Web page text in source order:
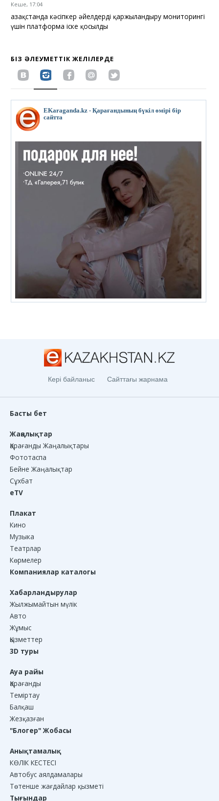
Кеше, 17:04
Қазақстанда кәсіпкер әйелдерді қаржыландыру мониторингі
үшін платформа іске қосылды
БІЗ ӘЛЕУМЕТТІК ЖЕЛІЛЕРДЕ
EKaraganda.kz - Қарағандының бүкіл өмірі бір
сайтта
Кері байланыс Сайттағы жарнама
Басты бет
Жаңалықтар
Қарағанды Жаңалықтары
Фототаспа
Бейне Жаңалықтар
Сұхбат
eTV
Плакат
Кино
Музыка
Театрлар
Көрмелер
Компаниялар каталогы
Хабарландырулар
Жылжымайтын мүлік
Авто
Жұмыс
Қызметтер
3D туры
Ауа райы
Қарағанды
Теміртау
Балқаш
Жезқазған
"Блогер" Жобасы
Анықтамалық
КӨЛІК КЕСТЕСІ
Автобус аялдамалары
Төтенше жағдайлар қызметі
Тығындар